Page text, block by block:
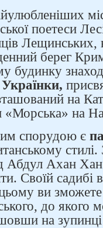
поетеси
берег
будинку
на
«Морська» на
спорудою є
Абдул Ахан
Своїй садибі
ви
до якого
на зупинці
в